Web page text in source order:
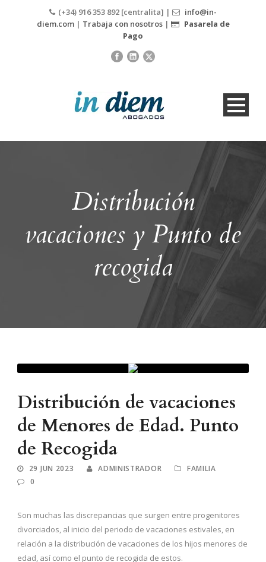
(+34) 916 353 892 [centralita] |
info@in-
diem.com| Trabaja con nosotros|
Pasarela de
Pago
Distribución
vacaciones y Punto de
recogida
Distribución de vacaciones
de Menores de Edad. Punto
de Recogida
29 JUN 2023 ADMINISTRADOR
FAMILIA
0
Son muchas las discrepancias que surgen entre progenitores
divorciados, al inicio del periodo de vacaciones estivales, en
relación a la distribución de vacaciones de los hijos menores de
edad, así como el punto de recogida de estos.